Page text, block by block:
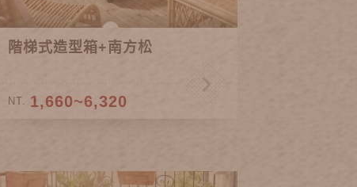
階梯式造型箱+南方松
NT. 1,660~6,320